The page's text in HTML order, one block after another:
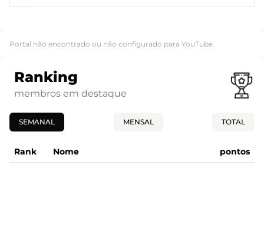
Portal não encontrado ou não configurado para YouTube.
Ranking
membros em destaque
SEMANAL MENSAL TOTAL
Rank Nome pontos